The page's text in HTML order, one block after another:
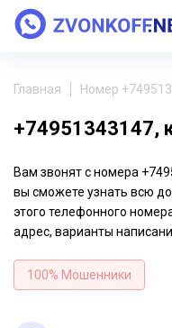
Главная Номер
+74951343147,
Вам звонят с номера
вы сможете узнать всю
этого телефонного
адрес, варианты
100% Мошенники